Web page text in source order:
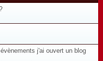
j'ai ouvert un blog